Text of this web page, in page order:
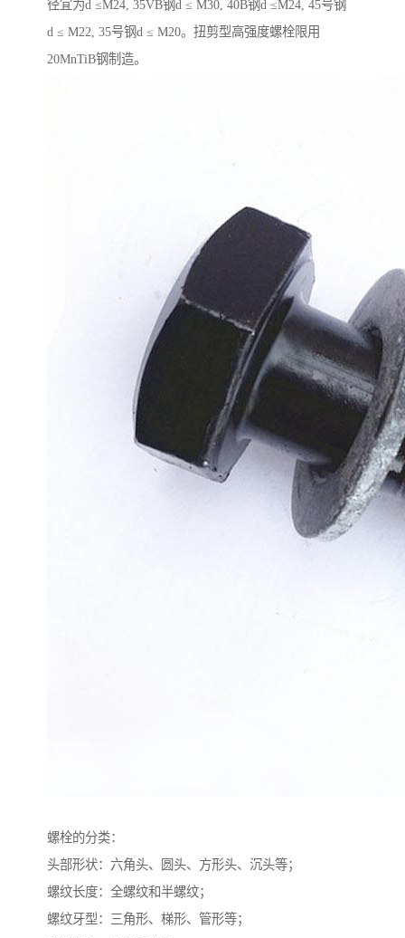
径宜为d ≤M24, 35VB钢d ≤ M30, 40B钢d ≤M24, 45号钢
d ≤ M22, 35号钢d ≤ M20。扭剪型高强度螺栓限用
20MnTiB钢制造。
螺栓的分类：
头部形状：六角头、圆头、方形头、沉头等；
螺纹长度：全螺纹和半螺纹；
螺纹牙型：三角形、梯形、管形等；